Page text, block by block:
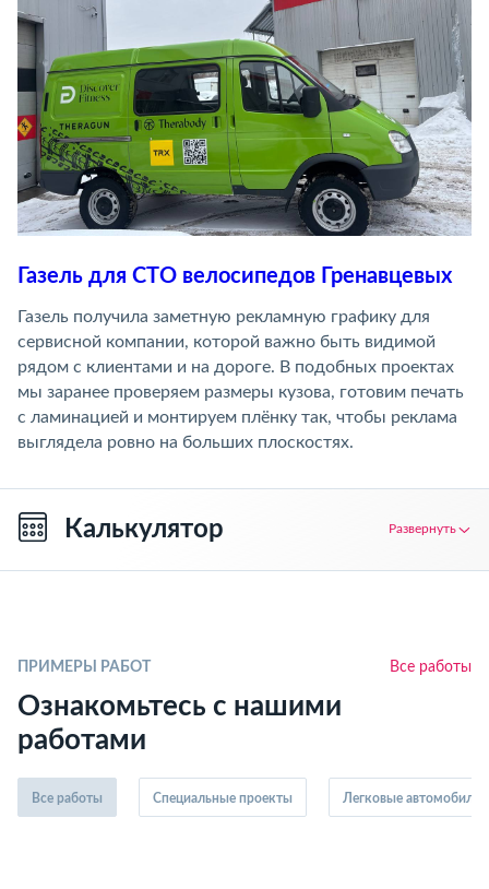
Газель для СТО велосипедов Гренавцевых
Газель получила заметную рекламную графику для
сервисной компании, которой важно быть видимой
рядом с клиентами и на дороге. В подобных проектах
мы заранее проверяем размеры кузова, готовим печать
с ламинацией и монтируем плёнку так, чтобы реклама
выглядела ровно на больших плоскостях.
Калькулятор Развернуть
ПРИМЕРЫ РАБОТ Все работы
Ознакомьтесь с нашими
работами
Все работы Специальные проекты Легковые автомобили